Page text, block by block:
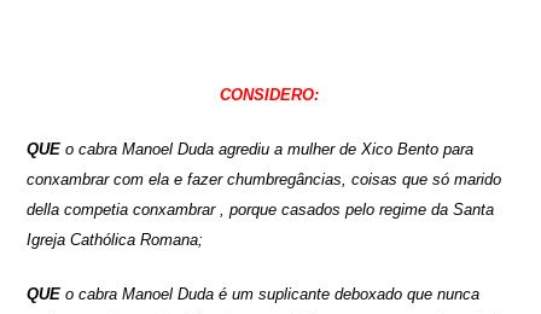
CONSIDERO:
QUE o cabra Manoel Duda agrediu a mulher de Xico Bento para
conxambrar com ela e fazer chumbregâncias, coisas que só marido
della competia conxambrar , porque casados pelo regime da Santa
Igreja Cathólica Romana;
QUE o cabra Manoel Duda é um suplicante deboxado que nunca